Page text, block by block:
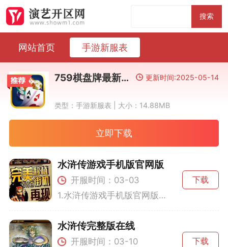
搜索
网站首页 手游新服表
759棋盘牌最新安卓版 更新时间:2025-05-14
类型：手游新服表 | 大小：14.88MB
立即下载
水浒传游戏手机版官网版
开服时间：03-03
1.水浒传游戏手机版官网版是一款以经典文学水浒传为题材的手机游戏。玩家在游戏中不仅可以体验到传统的游戏对弈，还能参与到充满特色的飞盘任务和小玛丽奖励活动中。这款游戏致力于为玩家带来丰富多样的任务和活动奖励，让每一个玩家都能在游戏中找到属于自己的乐趣。2.游戏中的每一个角色都经过精心设计，依据水浒传中的经典人物设定，玩家可以与角色进行独特的交互体验。游戏还提供了防作弊机制，为玩家营造一个公平公正的竞技环境，使得每一场对局都充满悬念与挑战。通过不断完成任务和参与活动，玩家可以获得
下载
水浒传完整版在线
开服时间：03-10
下载